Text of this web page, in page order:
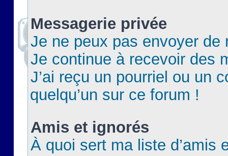
Messagerie privée
Je ne peux pas envoyer de
Je continue à recevoir des
J’ai reçu un pourriel ou un
quelqu’un sur ce forum !
Amis et ignorés
À quoi sert ma liste d’amis